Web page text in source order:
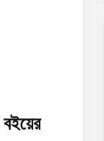
বইয়ের